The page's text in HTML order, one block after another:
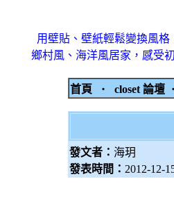
用壁貼、壁紙輕鬆變換風格
鄉村風、海洋風居家，感受
首頁 ‧ closet 論壇
發文者： 海玥
發表時間： 2012-12-